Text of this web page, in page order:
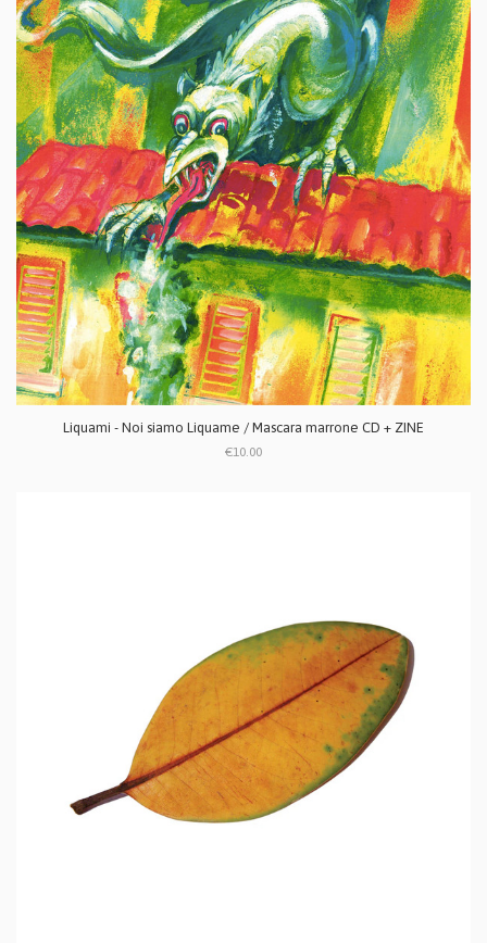
Liquami - Noi siamo Liquame / Mascara marrone CD + ZINE
€10.00